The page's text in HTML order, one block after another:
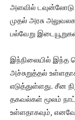
அளவில் டவுன்லோடு
முதல் அரசு
பல்வேறு
இந்நிலையில் இந்த
அச்சுறுத்தல்
எடுத்துள்ளது. சீன
தகவல்கள் மூலம்
உள்ளதாகவும்,